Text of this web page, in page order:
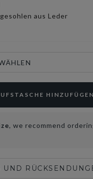
aus Leder
HINZUFÜGEN
, we recommend
UND